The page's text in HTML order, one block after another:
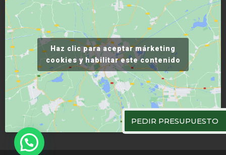
Haz clic para aceptar márketing
cookies y habilitar este contenido
PEDIR PRESUPUESTO